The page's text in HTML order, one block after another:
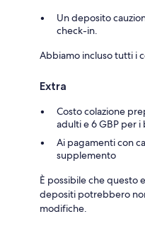
Un deposito
check-in.
Abbiamo incluso tutti i
Extra
Costo colazione
adulti e 6 GBP per
Ai pagamenti con
supplemento
È possibile che questo
depositi potrebbero
modifiche.